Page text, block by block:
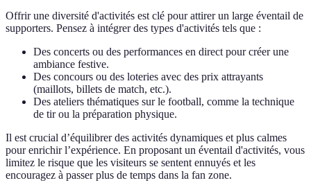
Offrir une diversité d'activités est clé pour attirer un large éventail de
supporters. Pensez à intégrer des types d'activités tels que :
Des concerts ou des performances en direct pour créer une
ambiance festive.
Des concours ou des loteries avec des prix attrayants
(maillots, billets de match, etc.).
Des ateliers thématiques sur le football, comme la technique
de tir ou la préparation physique.
Il est crucial d’équilibrer des activités dynamiques et plus calmes
pour enrichir l’expérience. En proposant un éventail d'activités, vous
limitez le risque que les visiteurs se sentent ennuyés et les
encouragez à passer plus de temps dans la fan zone.